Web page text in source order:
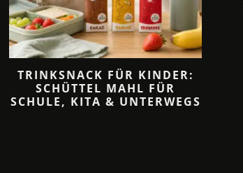
TRINKSNACK FÜR KINDER:
SCHÜTTEL MAHL FÜR
SCHULE, KITA & UNTERWEGS